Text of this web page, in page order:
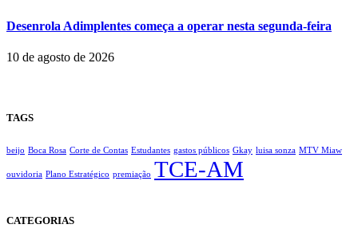
Desenrola Adimplentes começa a operar nesta segunda-feira
10 de agosto de 2026
TAGS
beijo Boca Rosa Corte de Contas Estudantes gastos públicos Gkay luisa sonza MTV Miaw
ouvidoria Plano Estratégico premiação TCE-AM
CATEGORIAS